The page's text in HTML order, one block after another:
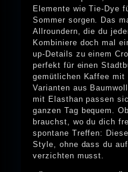
Elemente wie Tie-Dye
Sommer sorgen. Das
Allroundern, die du
Kombiniere doch mal
up-Details zu einem
perfekt für einen
gemütlichen Kaffee mit
Varianten aus
mit Elasthan passen
ganzen Tag bequem.
brauchst, wo du dich
spontane Treffen:
Style, ohne dass du
verzichten musst.